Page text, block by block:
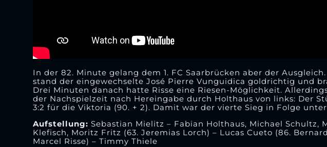
In der 82. Minute gelang dem 1. FC Saarbrücken aber der
stand der eingewechselte José Pierre Vunguidica goldrichtig und
Drei Minuten danach hatte Risse eine Riesen-Möglichkeit.
der Nachspielzeit nach Hereingabe durch Holthaus von links: Der
3:2 für die Viktoria (90. + 2). Damit war der vierte Sieg in Folge
Aufstellung: Sebastian Mielitz – Fabian Holthaus, Michael Schultz,
Klefisch, Moritz Fritz (63. Jeremias Lorch) – Lucas Cueto (86.
Marcel Risse) – Timmy Thiele